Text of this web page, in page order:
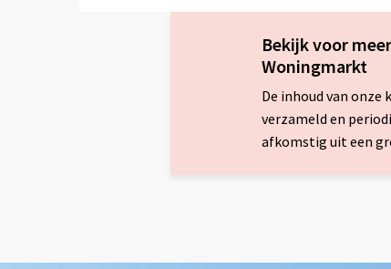
Bekijk voor
Woningmarkt
De inhoud van
verzameld en
afkomstig uit een